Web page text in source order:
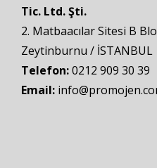
Tic. Ltd. Şti.
2. Matbaacılar Sitesi B
Zeytinburnu / İSTANBUL
Telefon:0212 909 30 39
Email: